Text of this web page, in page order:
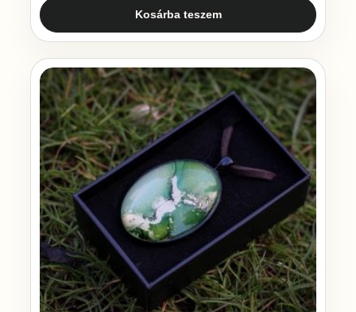
Kosárba teszem